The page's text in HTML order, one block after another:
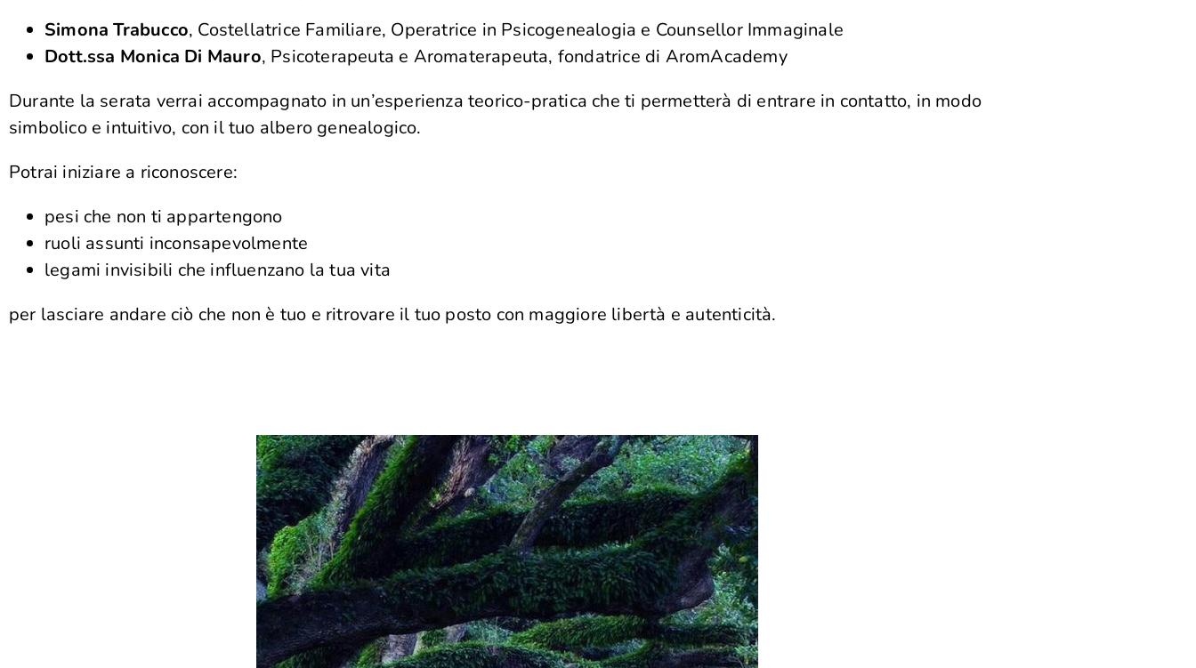
Simona Trabucco, Costellatrice Familiare, Operatrice in Psicogenealogia e Counsellor Immaginale
Dott.ssa Monica Di Mauro, Psicoterapeuta e Aromaterapeuta, fondatrice di AromAcademy
Durante la serata verrai accompagnato in un’esperienza teorico-pratica che ti permetterà di entrare in contatto, in modo
simbolico e intuitivo, con il tuo albero genealogico.
Potrai iniziare a riconoscere:
pesi che non ti appartengono
ruoli assunti inconsapevolmente
legami invisibili che influenzano la tua vita
per lasciare andare ciò che non è tuo e ritrovare il tuo posto con maggiore libertà e autenticità.